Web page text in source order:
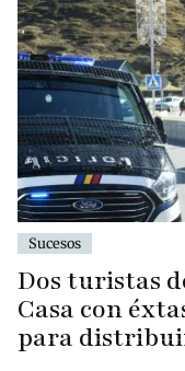
Sucesos
Dos turistas
Casa con
para